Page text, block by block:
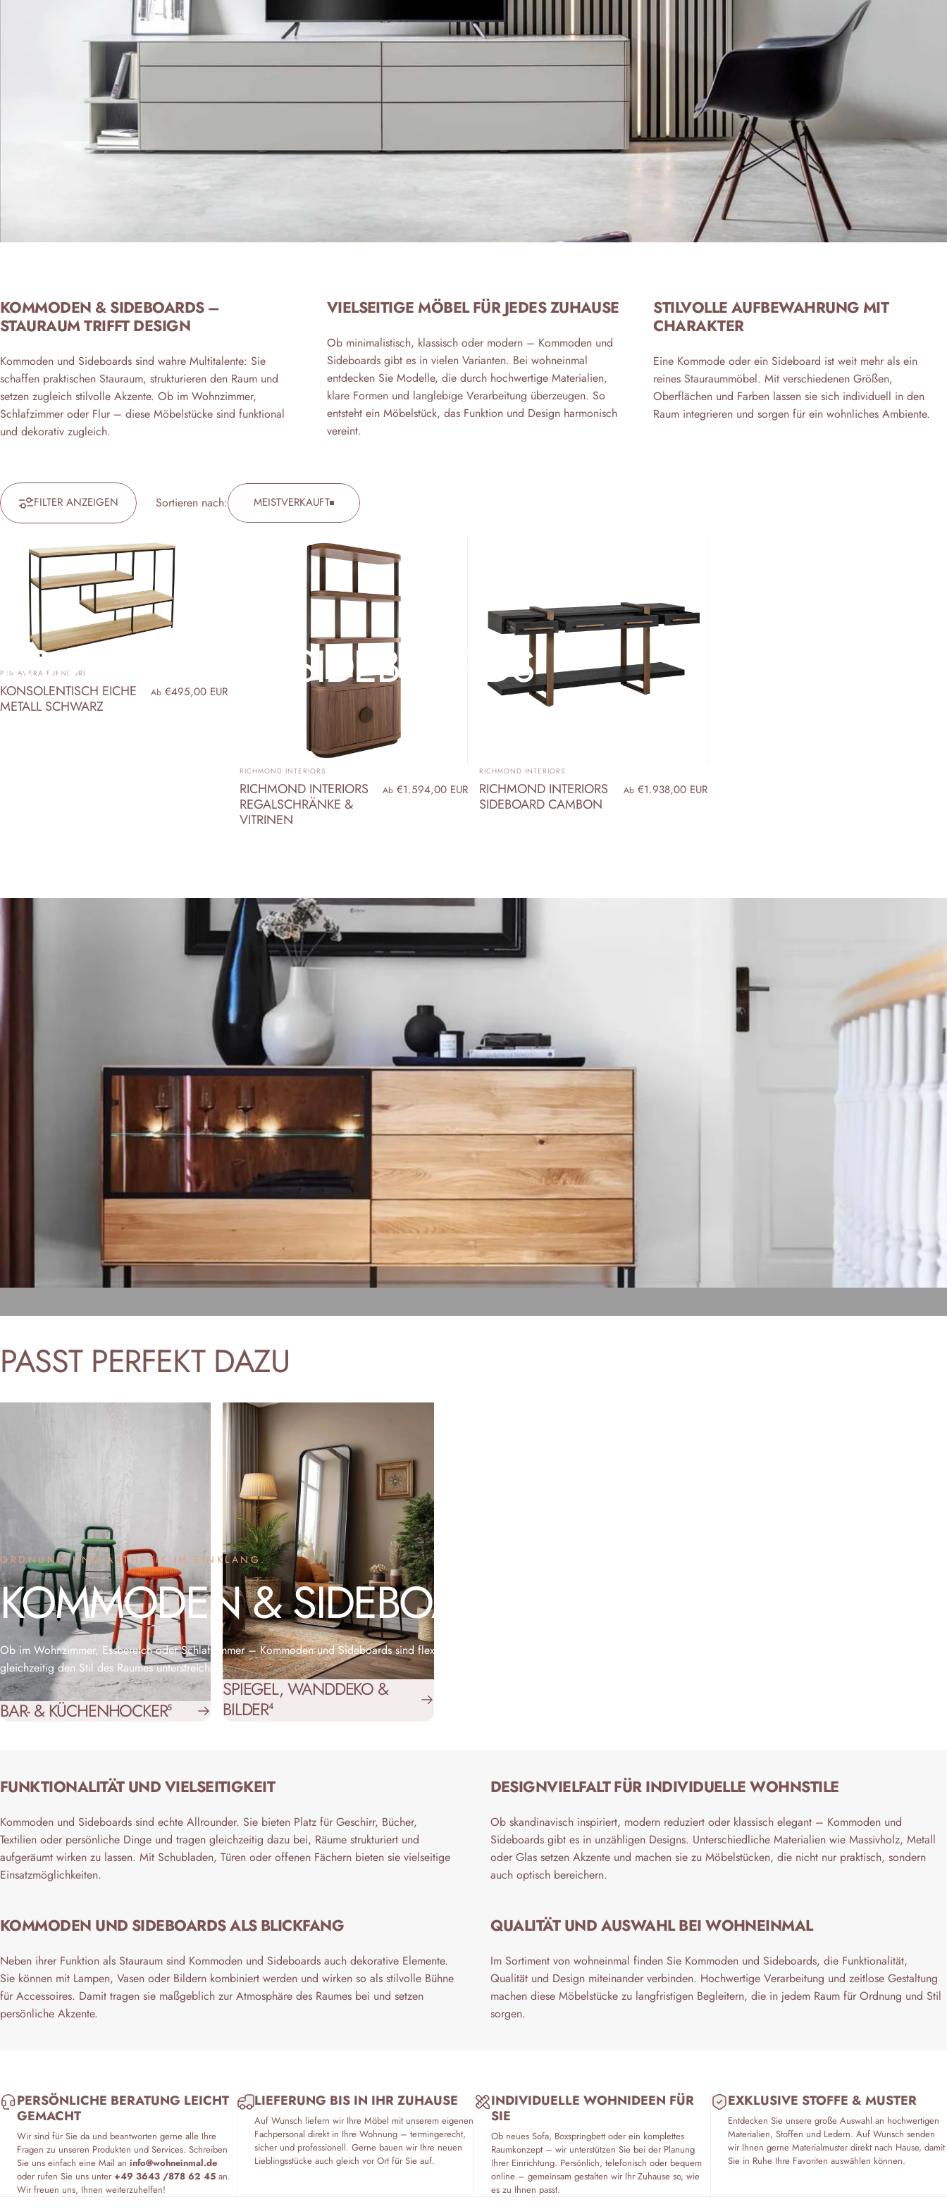
KOMMODEN SIDEBOARDS
KOMMODEN & SIDEBOARDS –
STAURAUM TRIFFT DESIGN
Kommoden und Sideboards sind wahre Multitalente: Sie
schaffen praktischen Stauraum, strukturieren den Raum und
setzen zugleich stilvolle Akzente. Ob im Wohnzimmer,
Schlafzimmer oder Flur – diese Möbelstücke sind funktional
und dekorativ zugleich.
VIELSEITIGE MÖBEL FÜR JEDES ZUHAUSE
Ob minimalistisch, klassisch oder modern – Kommoden und
Sideboards gibt es in vielen Varianten. Bei wohneinmal
entdecken Sie Modelle, die durch hochwertige Materialien,
klare Formen und langlebige Verarbeitung überzeugen. So
entsteht ein Möbelstück, das Funktion und Design harmonisch
vereint.
STILVOLLE AUFBEWAHRUNG MIT
CHARAKTER
Eine Kommode oder ein Sideboard ist weit mehr als ein
reines Stauraummöbel. Mit verschiedenen Größen,
Oberflächen und Farben lassen sie sich individuell in den
Raum integrieren und sorgen für ein wohnliches Ambiente.
FILTER ANZEIGEN Sortieren nach: MEISTVERKAUFT
ANBIETER:
PRIMAVERA FURNITURE
KONSOLENTISCH EICHE
METALL SCHWARZ
Ab €495,00 EUR
ANBIETER:
RICHMOND INTERIORS
RICHMOND INTERIORS
REGALSCHRÄNKE &
VITRINEN
Ab€1.594,00 EUR
ANBIETER:
RICHMOND INTERIORS
RICHMOND INTERIORS
SIDEBOARD CAMBON
Ab€1.938,00 EUR
ORDNUNG UND ÄSTHETIK IM EINKLANG.
KOMMODEN&SIDEBOARDS
Ob im Wohnzimmer, Essbereich oder Schlafzimmer – Kommoden und Sideboards sind flexible Möbel, die Stauraum schaffen und
gleichzeitig den Stil des Raumes unterstreichen.
PASST PERFEKT DAZU
BAR- & KÜCHENHOCKER5
SPIEGEL, WANDDEKO &
BILDER4
FUNKTIONALITÄT UND VIELSEITIGKEIT
Kommoden und Sideboards sind echte Allrounder. Sie bieten Platz für Geschirr, Bücher,
Textilien oder persönliche Dinge und tragen gleichzeitig dazu bei, Räume strukturiert und
aufgeräumt wirken zu lassen. Mit Schubladen, Türen oder offenen Fächern bieten sie vielseitige
Einsatzmöglichkeiten.
DESIGNVIELFALT FÜR INDIVIDUELLE WOHNSTILE
Ob skandinavisch inspiriert, modern reduziert oder klassisch elegant – Kommoden und
Sideboards gibt es in unzähligen Designs. Unterschiedliche Materialien wie Massivholz, Metall
oder Glas setzen Akzente und machen sie zu Möbelstücken, die nicht nur praktisch, sondern
auch optisch bereichern.
KOMMODEN UND SIDEBOARDS ALS BLICKFANG
Neben ihrer Funktion als Stauraum sind Kommoden und Sideboards auch dekorative Elemente.
Sie können mit Lampen, Vasen oder Bildern kombiniert werden und wirken so als stilvolle Bühne
für Accessoires. Damit tragen sie maßgeblich zur Atmosphäre des Raumes bei und setzen
persönliche Akzente.
QUALITÄT UND AUSWAHL BEI WOHNEINMAL
Im Sortiment von wohneinmal finden Sie Kommoden und Sideboards, die Funktionalität,
Qualität und Design miteinander verbinden. Hochwertige Verarbeitung und zeitlose Gestaltung
machen diese Möbelstücke zu langfristigen Begleitern, die in jedem Raum für Ordnung und Stil
sorgen.
PERSÖNLICHE BERATUNG LEICHT
GEMACHT
Wir sind für Sie da und beantworten gerne alle Ihre
Fragen zu unseren Produkten und Services. Schreiben
Sie uns einfach eine Mail an info@wohneinmal.de
oder rufen Sie uns unter+49 3643 /878 62 45 an.
Wir freuen uns, Ihnen weiterzuhelfen!
LIEFERUNG BIS IN IHR ZUHAUSE
Auf Wunsch liefern wir Ihre Möbel mit unserem eigenen
Fachpersonal direkt in Ihre Wohnung – termingerecht,
sicher und professionell. Gerne bauen wir Ihre neuen
Lieblingsstücke auch gleich vor Ort für Sie auf.
INDIVIDUELLE WOHNIDEEN FÜR
SIE
Ob neues Sofa, Boxspringbett oder ein komplettes
Raumkonzept – wir unterstützen Sie bei der Planung
Ihrer Einrichtung. Persönlich, telefonisch oder bequem
online – gemeinsam gestalten wir Ihr Zuhause so, wie
es zu Ihnen passt.
EXKLUSIVE STOFFE & MUSTER
Entdecken Sie unsere große Auswahl an hochwertigen
Materialien, Stoffen und Ledern. Auf Wunsch senden
wir Ihnen gerne Materialmuster direkt nach Hause, damit
Sie in Ruhe Ihre Favoriten auswählen können.